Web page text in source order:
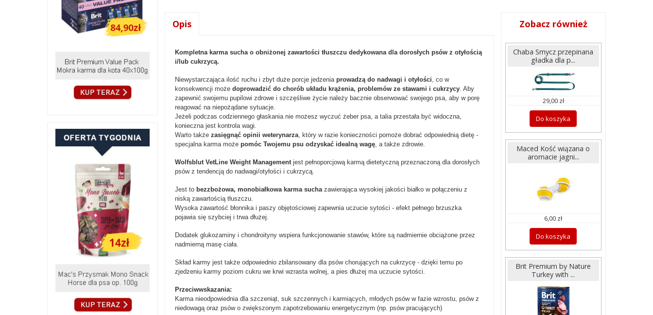
Opis
Kompletna karma sucha o obniżonej zawartości tłuszczu dedykowana dla dorosłych psów z otyłością
i/lub cukrzycą.
Niewystarczająca ilość ruchu i zbyt duże porcje jedzeniaprowadzą do nadwagi i otyłości, co w
konsekwencji możedoprowadzić do chorób układu krążenia, problemów ze stawami i cukrzycy. Aby
zapewnić swojemu pupilowi zdrowe i szczęśliwe życie należy bacznie obserwować swojego psa, aby w porę
reagować na niepożądane sytuacje.
Jeżeli podczas codziennego głaskania nie możesz wyczuć żeber psa, a talia przestała być widoczna,
konieczna jest kontrola wagi.
Warto takżezasięgnąć opinii weterynarza, który w razie konieczności pomoże dobrać odpowiednią dietę -
specjalna karma możepomóc Twojemu psu odzyskać idealną wagę, a także zdrowie.
Wolfsblut VetLine Weight Managementjest pełnoporcjową karmą dietetyczną przeznaczoną dla dorosłych
psów z tendencją do nadwagi/otyłości i cukrzycą.
Jest to bezzbożowa, monobiałkowa karma suchazawierająca wysokiej jakości białko w połączeniu z
niską zawartością tłuszczu.
Wysoka zawartość błonnika i paszy objętościowej zapewnia uczucie sytości - efekt pełnego brzuszka
pojawia się szybciej i trwa dłużej.
Dodatek glukozaminy i chondroityny wspiera funkcjonowanie stawów, które są nadmiernie obciążone przez
nadmierną masę ciała.
Skład karmy jest także odpowiednio zbilansowany dla psów chorujących na cukrzycę - dzięki temu po
zjedzeniu karmy poziom cukru we krwi wzrasta wolnej, a pies dłużej ma uczucie sytości.
Przeciwwskazania:
Karma nieodpowiednia dla szczeniąt, suk szczennych i karmiących, młodych psów w fazie wzrostu, psów z
niedowagą oraz psów o zwiększonym zapotrzebowaniu energetycznym (np. psów pracujących)
Zobacz również
Chaba Smycz przepinana
gładka dla p...
29,00 zł
Do koszyka
Maced Kość wiązana o
aromacie jagni...
6,00 zł
Do koszyka
Brit Premium by Nature
Turkey with ...